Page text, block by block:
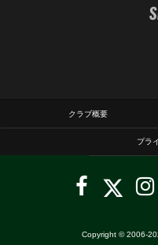
クラブ概要
プラ
Copyright © 2006-